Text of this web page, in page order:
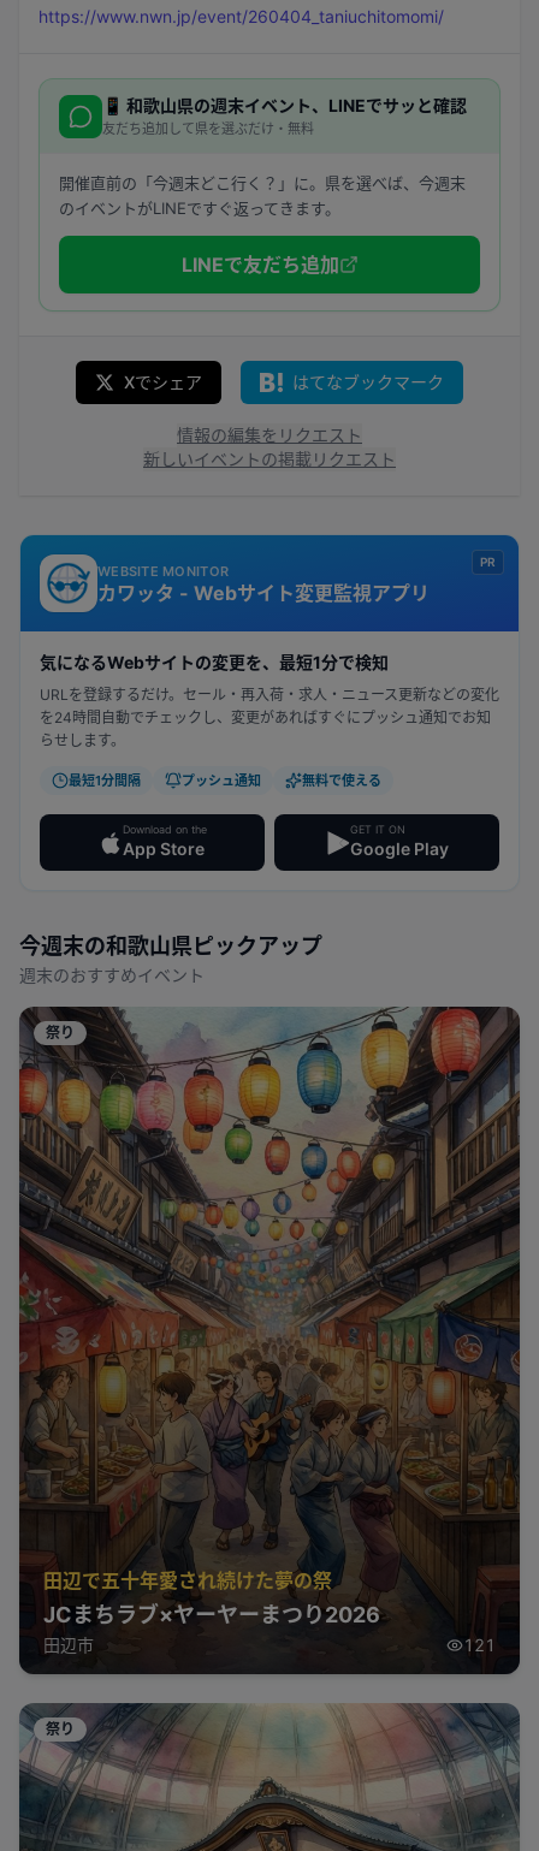
https://www.nwn.jp/event/260404_taniuchitomomi/
📱 和歌山県の週末イベント、LINEでサッと確認
友だち追加して県を選ぶだけ・無料
開催直前の「今週末どこ行く？」に。県を選べば、今週末
のイベントがLINEですぐ返ってきます。
LINEで友だち追加
Xでシェア はてなブックマーク
情報の編集をリクエスト
新しいイベントの掲載リクエスト
PR
WEBSITE MONITOR
カワッタ - Webサイト変更監視アプリ
気になるWebサイトの変更を、最短1分で検知
URLを登録するだけ。セール・再入荷・求人・ニュース更新などの変化
を24時間自動でチェックし、変更があればすぐにプッシュ通知でお知
らせします。
最短1分間隔 プッシュ通知 無料で使える
Download on the
App Store
GET IT ON
Google Play
今週末の和歌山県 ピックアップ
週末のおすすめイベント
祭り
田辺で五十年愛され続けた夢の祭
JCまちラブ×ヤーヤーまつり2026
田辺市 121
祭り